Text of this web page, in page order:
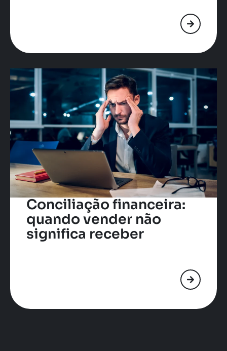
Conciliação financeira:
quando vender não
significa receber